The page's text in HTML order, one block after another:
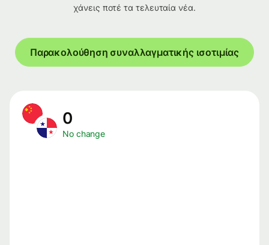
χάνεις ποτέ τα τελευταία νέα.
Παρακολούθηση συναλλαγματικής ισοτιμίας
0
No change